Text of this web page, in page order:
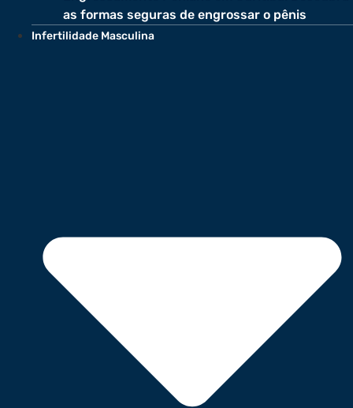
as formas seguras de engrossar o pênis
Infertilidade Masculina